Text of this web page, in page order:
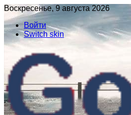
Воскресенье, 9 августа 2026
Войти
Switch skin